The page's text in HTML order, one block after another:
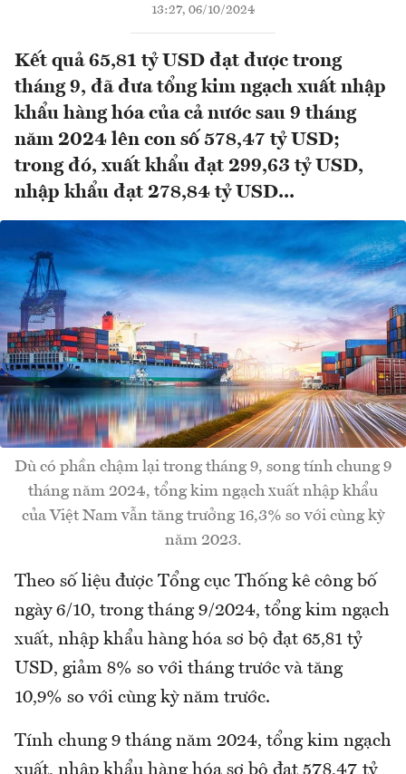
13:27, 06/10/2024
Kết quả 65,81 tỷ USD đạt được trong
tháng 9, đã đưa tổng kim ngạch xuất nhập
khẩu hàng hóa của cả nước sau 9 tháng
năm 2024 lên con số 578,47 tỷ USD;
trong đó, xuất khẩu đạt 299,63 tỷ USD,
nhập khẩu đạt 278,84 tỷ USD...
Dù có phần chậm lại trong tháng 9, song tính chung 9
tháng năm 2024, tổng kim ngạch xuất nhập khẩu
của Việt Nam vẫn tăng trưởng 16,3% so với cùng kỳ
năm 2023.
Theo số liệu được Tổng cục Thống kê công bố
ngày 6/10, trong tháng 9/2024, tổng kim ngạch
xuất, nhập khẩu hàng hóa sơ bộ đạt 65,81 tỷ
USD, giảm 8% so với tháng trước và tăng
10,9% so với cùng kỳ năm trước.
Tính chung 9 tháng năm 2024, tổng kim ngạch